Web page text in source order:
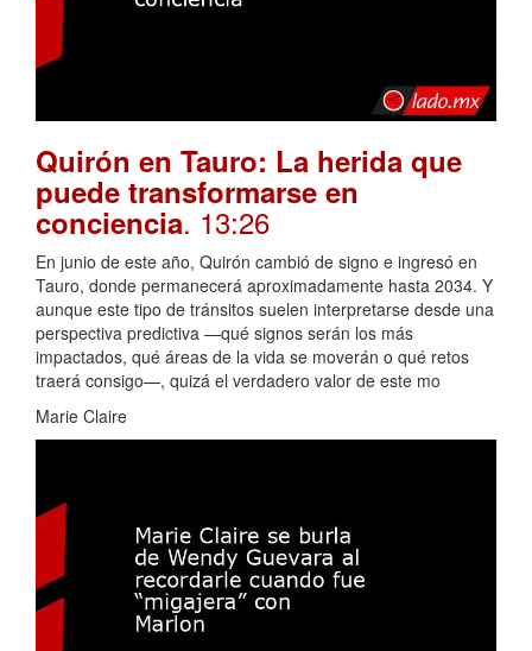
Quirón en Tauro: La herida que
puede transformarse en
conciencia. 13:26
En junio de este año, Quirón cambió de signo e ingresó en
Tauro, donde permanecerá aproximadamente hasta 2034. Y
aunque este tipo de tránsitos suelen interpretarse desde una
perspectiva predictiva —qué signos serán los más
impactados, qué áreas de la vida se moverán o qué retos
traerá consigo—, quizá el verdadero valor de este mo
Marie Claire